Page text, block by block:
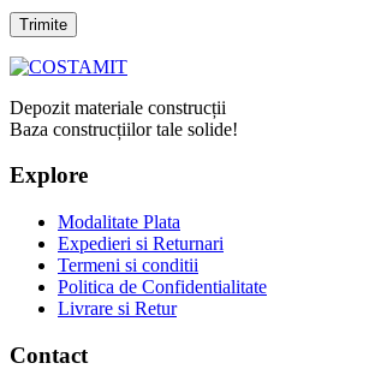
Depozit materiale construcții
Baza construcțiilor tale solide!
Explore
Modalitate Plata
Expedieri si Returnari
Termeni si conditii
Politica de Confidentialitate
Livrare si Retur
Contact